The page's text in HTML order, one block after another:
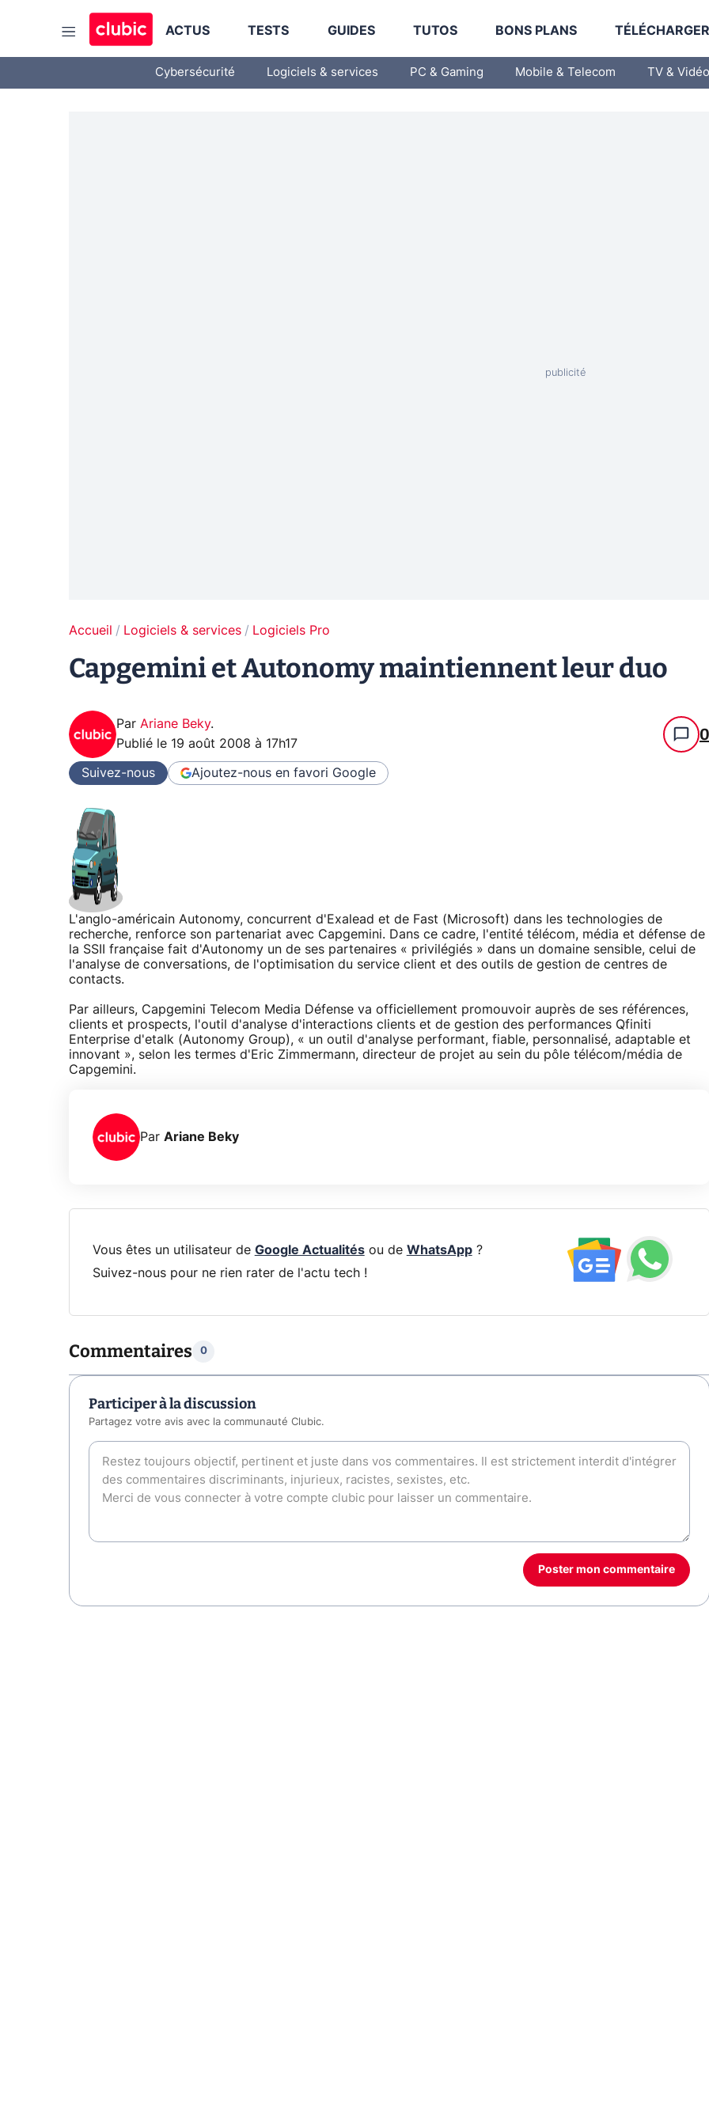
ACTUS TESTS GUIDES TUTOS BONS PLANS
Cybersécurité Logiciels & services PC & Gaming Mobile & Telecom TV & Vidéo
Accueil Logiciels & services Logiciels Pro
Capgemini et Autonomy maintiennent leur duo
Par Ariane Beky.
Publié le 19 août 2008 à 17h17 0
Suivez-nous Ajoutez-nous en favori Google
L'anglo-américain Autonomy, concurrent d'Exalead et de Fast (Microsoft) dans les technologies de
recherche, renforce son partenariat avec Capgemini. Dans ce cadre, l'entité télécom, média et défense de
la SSII française fait d'Autonomy un de ses partenaires « privilégiés » dans un domaine sensible, celui de
l'analyse de conversations, de l'optimisation du service client et des outils de gestion de centres de
contacts.
Par ailleurs, Capgemini Telecom Media Défense va officiellement promouvoir auprès de ses références,
clients et prospects, l'outil d'analyse d'interactions clients et de gestion des performances Qfiniti
Enterprise d'etalk (Autonomy Group), « un outil d'analyse performant, fiable, personnalisé, adaptable et
innovant », selon les termes d'Eric Zimmermann, directeur de projet au sein du pôle télécom/média de
Capgemini.
Par Ariane Beky
Vous êtes un utilisateur de Google Actualitésou de WhatsApp?
Suivez-nous pour ne rien rater de l'actu tech !
Commentaires 0
Participer à la discussion
Partagez votre avis avec la communauté Clubic.
Poster mon commentaire